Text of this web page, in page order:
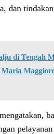
dan
di Tengah
Maria